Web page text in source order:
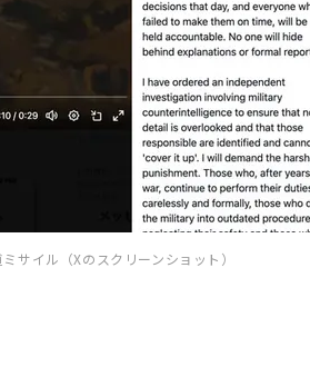
サイル（Xのスクリーンショット）